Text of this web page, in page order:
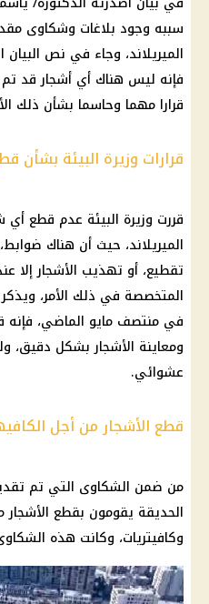
سببه وجود بلاغات وشكاوى
الميريلاند، وجاء في نص
فإنه ليس هناك أي أشجار قد
قرارا مهما وحاسما بشأن ذلك
قرارات وزيرة البيئة بشأن
قررت وزيرة البيئة عدم قطع
الميريلاند، حيث أن هناك
تقطيع، أو تهذيب الأشجار إلا
المتخصصة في ذلك الأمر،
في منتصف مايو الماضي، فإنه
ومعاينة الأشجار بشكل دقيق،
عشوائي.
قطع الأشجار من أجل
من ضمن الشكاوى التي تم
الحديقة يقومون بقطع
وكافيتريات، وكانت هذه